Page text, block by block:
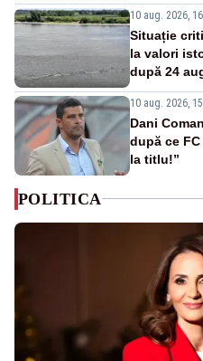
10 aug. 2026,
Situație
la valori
după 24
10 aug. 2026,
Dani
după ce
la titlu!”
POLITICA